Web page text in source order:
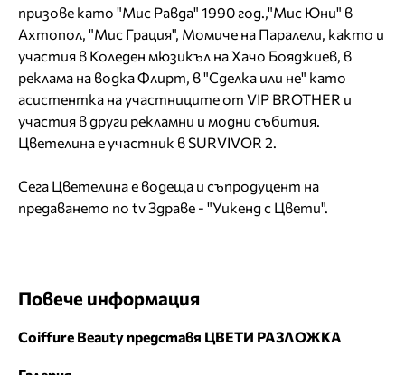
призове като "Мис Равда" 1990 год.,"Мис Юни" в
Ахтопол, "Мис Грация", Момиче на Паралели, както и
участия в Коледен мюзикъл на Хачо Бояджиев, в
реклама на водка Флирт, в "Сделка или не" като
асистентка на участниците от VIP BROTHER и
участия в други рекламни и модни събития.
Цветелина е участник в SURVIVOR 2.
Сега Цветелина е водеща и съпродуцент на
предаването по tv Здраве - "Уикенд с Цвети".
Повече информация
Coiffure Beauty представя ЦВЕТИ РАЗЛОЖКА